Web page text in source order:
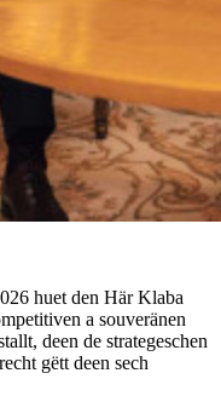
huet den Här Klaba
a souveränen
deen de strategeschen
gëtt deen sech